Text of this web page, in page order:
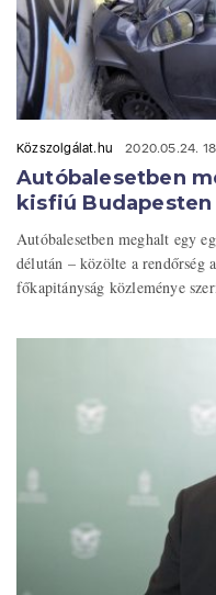
Közszolgálat.hu 2020.05.24.
Autóbalesetben
kisfiú Budapesten
Autóbalesetben meghalt egy
délután – közölte a
főkapitányság közleménye